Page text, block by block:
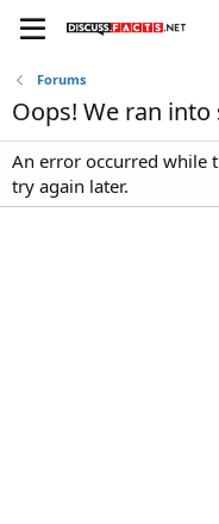
Forums
Oops! We ran
An error occurred while
try again later.